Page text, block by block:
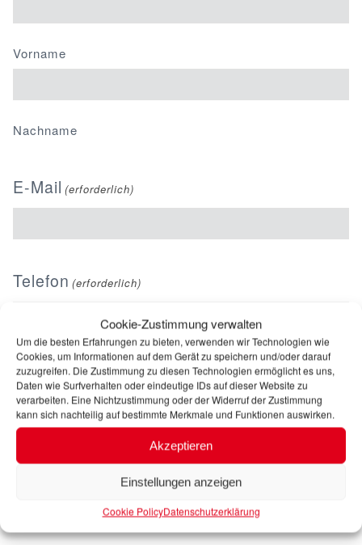
Cookie-Zustimmung verwalten
Um die besten Erfahrungen zu bieten, verwenden wir Technologien wie
Cookies, um Informationen auf dem Gerät zu speichern und/oder darauf
zuzugreifen. Die Zustimmung zu diesen Technologien ermöglicht es uns,
Daten wie Surfverhalten oder eindeutige IDs auf dieser Website zu
verarbeiten. Eine Nichtzustimmung oder der Widerruf der Zustimmung
kann sich nachteilig auf bestimmte Merkmale und Funktionen auswirken.
Akzeptieren
Einstellungen anzeigen
Cookie PolicyDatenschutzerklärung
Vorname
Nachname
E-Mail (erforderlich)
Telefon (erforderlich)
CAPTCHA